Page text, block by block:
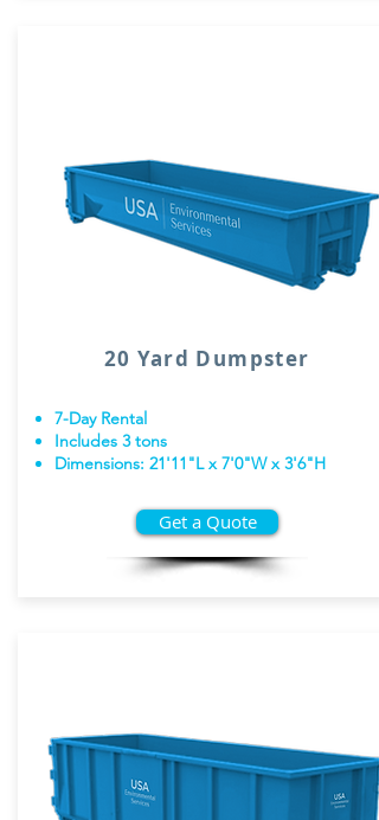
20 Yard Dumpster
7-Day Rental
Includes 3 tons
Dimensions: 21'11"L x 7'0"W x 3'6"H
Get a Quote